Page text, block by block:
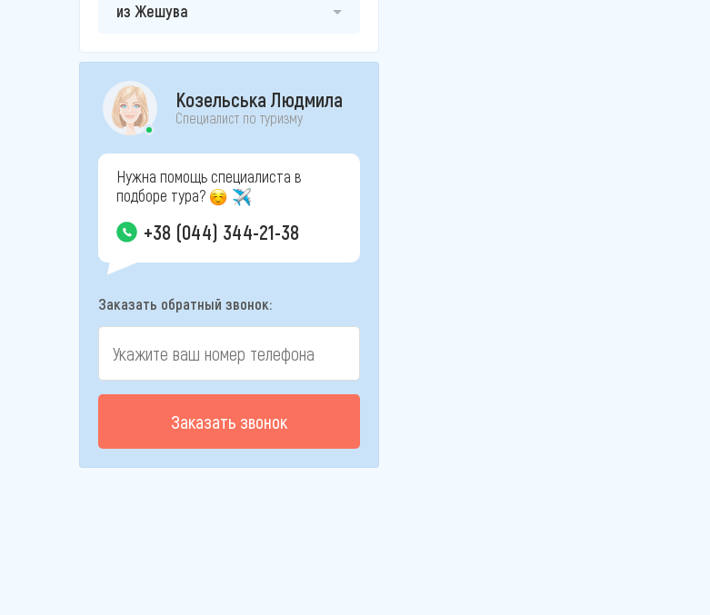
из Жешува
Козельська Людмила
Специалист по туризму
Нужна помощь специалиста в
подборе тура?
+38 (044) 344-21-38
Заказать обратный звонок:
Заказать звонок